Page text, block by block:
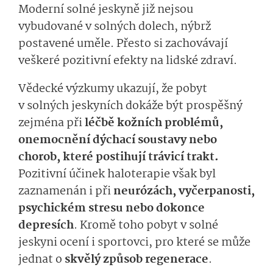
Moderní solné jeskyně již nejsou
vybudované v solných dolech, nýbrž
postavené uměle. Přesto si zachovávají
veškeré pozitivní efekty na lidské zdraví.
Vědecké výzkumy ukazují, že pobyt
v solných jeskyních dokáže být prospěšný
zejména přiléčbě kožních problémů,
onemocnění dýchací soustavy nebo
chorob, které postihují trávicí trakt.
Pozitivní účinek haloterapie však byl
zaznamenán i přineurózách, vyčerpanosti,
psychickém stresu nebo dokonce
depresích. Kromě toho pobyt v solné
jeskyni ocení i sportovci, pro které se může
jednat o skvělý způsob regenerace.